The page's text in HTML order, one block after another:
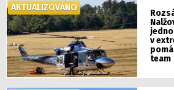
v
team
AKTUALIZOVÁNO